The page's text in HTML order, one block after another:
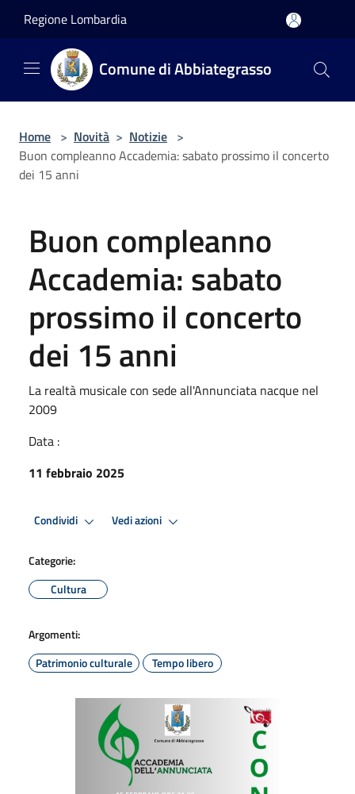
Regione Lombardia
Comune di Abbiategrasso
Home > Novità > Notizie >
Buon compleanno Accademia: sabato prossimo il concerto
dei 15 anni
Buon compleanno
Accademia: sabato
prossimo il concerto
dei 15 anni
La realtà musicale con sede all'Annunciata nacque nel
2009
Data :
11 febbraio 2025
Condividi Vedi azioni
Categorie:
Cultura
Argomenti:
Patrimonio culturale
Tempo libero